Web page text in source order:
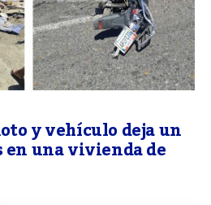
y vehículo deja un
una vivienda de